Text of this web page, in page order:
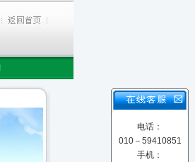
电话：
010－59410851
手机：